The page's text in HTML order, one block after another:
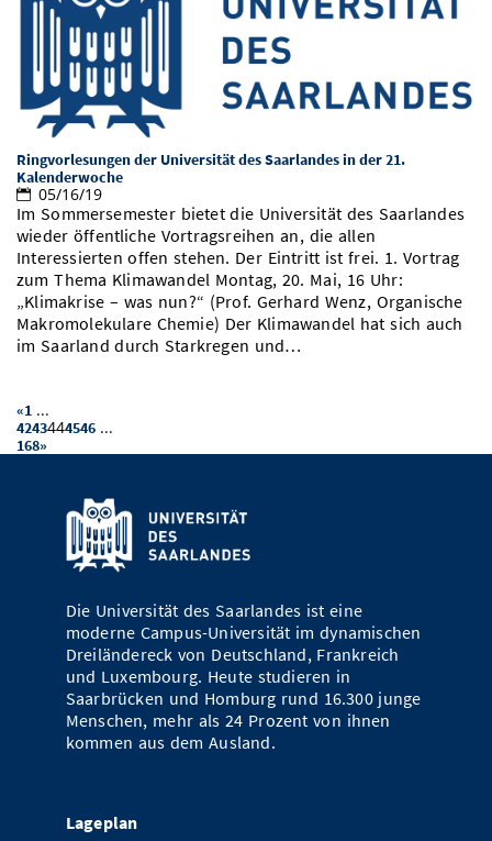
Ringvorlesungen der Universität des Saarlandes in der 21.
Kalenderwoche
05/16/19
Im Sommersemester bietet die Universität des Saarlandes
wieder öffentliche Vortragsreihen an, die allen
Interessierten offen stehen. Der Eintritt ist frei. 1. Vortrag
zum Thema Klimawandel Montag, 20. Mai, 16 Uhr:
„Klimakrise – was nun?“ (Prof. Gerhard Wenz, Organische
Makromolekulare Chemie) Der Klimawandel hat sich auch
im Saarland durch Starkregen und…
«1 ...
4243444546 ...
168»
Die Universität des Saarlandes ist eine
moderne Campus-Universität im dynamischen
Dreiländereck von Deutschland, Frankreich
und Luxembourg. Heute studieren in
Saarbrücken und Homburg rund 16.300 junge
Menschen, mehr als 24 Prozent von ihnen
kommen aus dem Ausland.
Lageplan